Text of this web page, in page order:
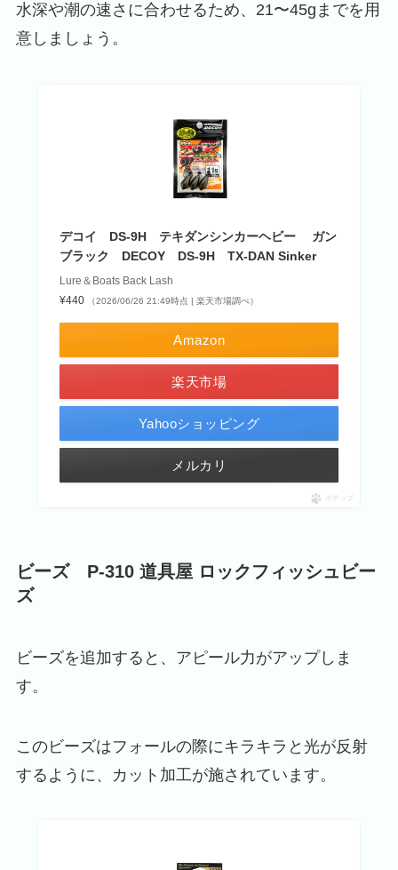
水深や潮の速さに合わせるため、21〜45gまでを用
意しましょう。
デコイ DS-9H テキダンシンカーヘビー ガン
ブラック DECOY DS-9H TX-DAN Sinker
Lure＆Boats Back Lash
¥440
（2026/06/26 21:49時点 | 楽天市場調べ）
Amazon
楽天市場
Yahooショッピング
メルカリ
ポチップ
ビーズ P-310 道具屋 ロックフィッシュビー
ズ
ビーズを追加すると、アピール力がアップしま
す。
このビーズはフォールの際にキラキラと光が反射
するように、カット加工が施されています。